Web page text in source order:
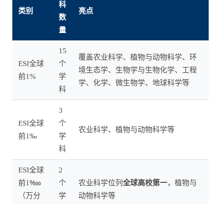
类别
科
数
量
亮点
ESI全球
前1%
15
个
学
科
覆盖农业科学、植物与动物科学、环
境生态学、生物学与生物化学、工程
学、化学、微生物学、地球科学等
ESI全球
前1‰
3
个
学
科
农业科学、植物与动物科学等
ESI全球
前1‱
（万分
2
个
学
农业科学位列 全球高校第一，植物与
动物科学等